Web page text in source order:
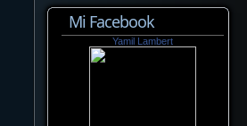
Mi Facebook
Yamil Lambert